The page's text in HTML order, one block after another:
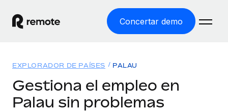
Concertar demo
EMPLEO GLOBAL
Soluciones
EXPLORADOR DE PAÍSES PALAU
Gestiona el empleo en
Palau sin problemas